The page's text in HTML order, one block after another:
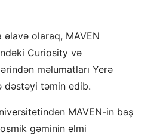
əlavə olaraq, MAVEN
Curiosity və
məlumatları Yerə
dəstəyi təmin edib.
MAVEN-in baş
gəminin elmi